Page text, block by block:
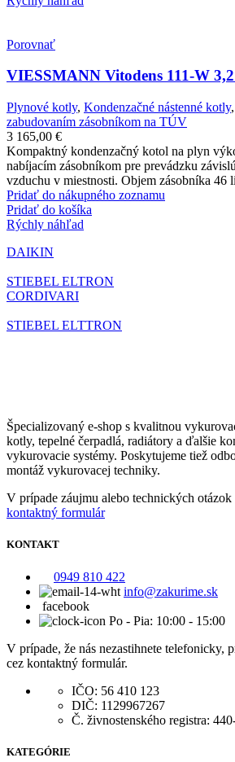
Porovnať
VIESSMANN Vitodens 111-W
Plynové kotly, Kondenzačné nástenné kotly,
zabudovaním zásobníkom na TÚV
3 165,00 €
Kompaktný kondenzačný kotol na plyn
nabíjacím zásobníkom pre prevádzku
vzduchu v miestnosti. Objem zásobníka 46
Pridať do nákupného zoznamu
Pridať do košíka
Rýchly náhľad
DAIKIN
STIEBEL ELTRON
CORDIVARI
STIEBEL ELTTRON
Špecializovaný e-shop s kvalitnou
kotly, tepelné čerpadlá, radiátory a ďalšie
vykurovacie systémy. Poskytujeme tiež
montáž vykurovacej techniky.
V prípade záujmu alebo technických
kontaktný formulár
KONTAKT
0949 810 422
info@zakurime.sk
facebook
Po - Pia: 10:00 - 15:00
V prípade, že nás nezastihnete telefonicky,
cez kontaktný formulár.
IČO: 56 410 123
DIČ: 1129967267
Č. živnostenského registra:
KATEGÓRIE